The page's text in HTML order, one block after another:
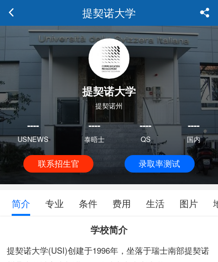
提契诺大学
提契诺大学
提契诺州
----
USNEWS
----
泰晤士
----
QS
----
国内
联系招生官 录取率测试
简介 专业 条件 费用 生活 图片
学校简介
提契诺大学(USI)创建于1996年，坐落于瑞士南部提契诺